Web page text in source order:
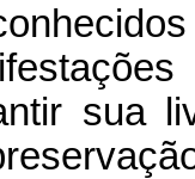
sua